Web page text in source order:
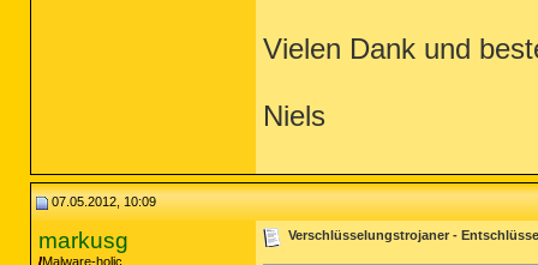
Vielen Dank und
Niels
07.05.2012, 10:09
markusg
Malware-holic
Verschlüsselungstrojaner -